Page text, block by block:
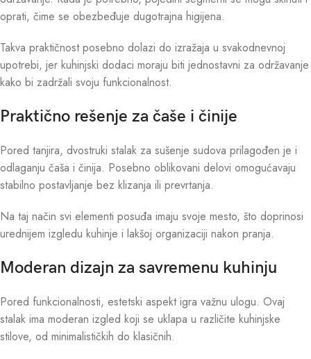
oprati, čime se obezbeđuje dugotrajna higijena.
Takva praktičnost posebno dolazi do izražaja u svakodnevnoj
upotrebi, jer kuhinjski dodaci moraju biti jednostavni za održavanje
kako bi zadržali svoju funkcionalnost.
Praktično rešenje za čaše i činije
Pored tanjira, dvostruki stalak za sušenje sudova prilagođen je i
odlaganju čaša i činija. Posebno oblikovani delovi omogućavaju
stabilno postavljanje bez klizanja ili prevrtanja.
Na taj način svi elementi posuđa imaju svoje mesto, što doprinosi
urednijem izgledu kuhinje i lakšoj organizaciji nakon pranja.
Moderan dizajn za savremenu kuhinju
Pored funkcionalnosti, estetski aspekt igra važnu ulogu. Ovaj
stalak ima moderan izgled koji se uklapa u različite kuhinjske
stilove, od minimalističkih do klasičnih.